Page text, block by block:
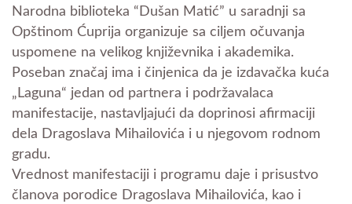
Narodna biblioteka “Dušan Matić” u saradnji sa
Opštinom Ćuprija organizuje sa ciljem očuvanja
uspomene na velikog književnika i akademika.
Poseban značaj ima i činjenica da je izdavačka kuća
„Laguna“ jedan od partnera i podržavalaca
manifestacije, nastavljajući da doprinosi afirmaciji
dela Dragoslava Mihailovića i u njegovom rodnom
gradu.
Vrednost manifestaciji i programu daje i prisustvo
članova porodice Dragoslava Mihailovića, kao i